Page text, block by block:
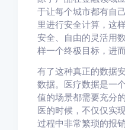
于让每个城市都有自
里进行安全计算，这
安全、自由的灵活用
样一个终极目标，进
有了这种真正的数据
数据。医疗数据是一
值的场景都需要充分
医的时候，不仅仅实
过程中非常繁琐的报